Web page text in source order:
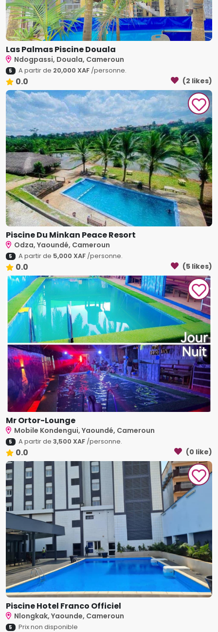
Las Palmas Piscine Douala
Ndogpassi, Douala, Cameroun
5 A partir de 20,000 XAF/personne.
0.0 (2 likes)
Piscine Du Minkan Peace Resort
Odza, Yaoundé, Cameroun
5 A partir de 5,000 XAF/personne.
0.0 (5 likes)
Mr Ortor-Lounge
Mobile Kondengui, Yaoundé, Cameroun
5 A partir de 3,500 XAF/personne.
0.0 (0 like)
Piscine Hotel Franco Officiel
Nlongkak, Yaounde, Cameroun
5 Prix non disponible